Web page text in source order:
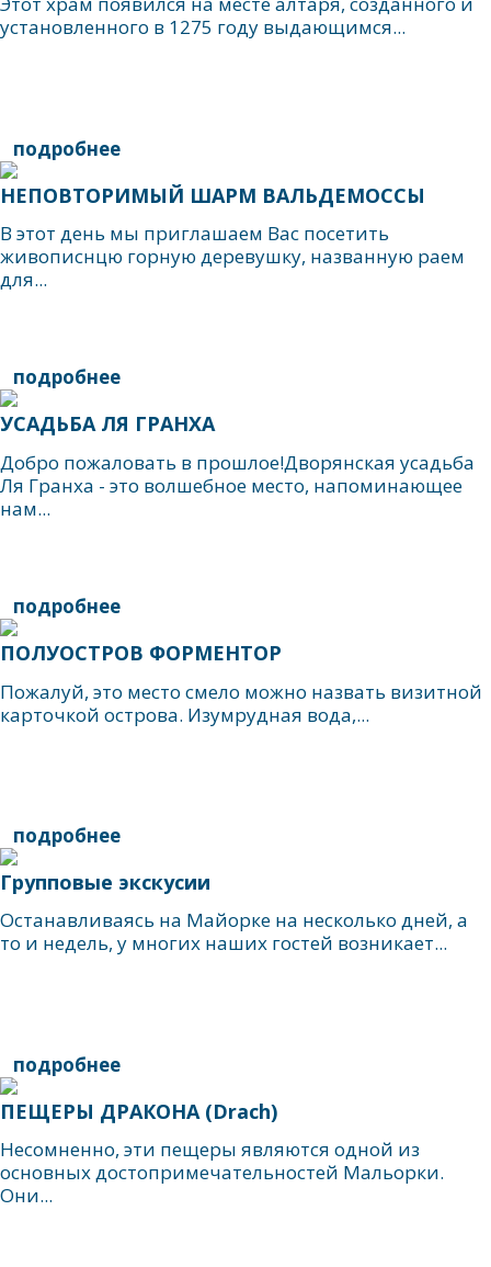
установленного в 1275 году выдающимся...
подробнее
НЕПОВТОРИМЫЙ ШАРМ ВАЛЬДЕМОССЫ
В этот день мы приглашаем Вас посетить
живописнцю горную деревушку, названную раем
для...
подробнее
УСАДЬБА ЛЯ ГРАНХА
Добро пожаловать в прошлое!Дворянская усадьба
Ля Гранха - это волшебное место, напоминающее
нам...
подробнее
ПОЛУОСТРОВ ФОРМЕНТОР
Пожалуй, это место смело можно назвать визитной
карточкой острова. Изумрудная вода,...
подробнее
Групповые экскусии
Останавливаясь на Майорке на несколько дней, а
то и недель, у многих наших гостей возникает...
подробнее
ПЕЩЕРЫ ДРАКОНА (Drach)
Несомненно, эти пещеры являются одной из
основных достопримечательностей Мальорки.
Они...